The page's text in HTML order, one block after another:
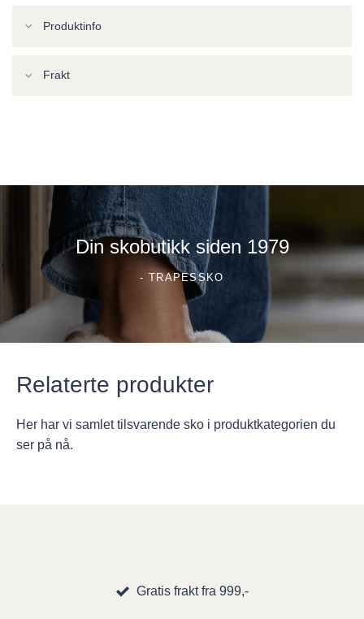
Produktinfo
Frakt
Din skobutikk siden 1979
- TRAPESSKO
Relaterte produkter
Her har vi samlet tilsvarende sko i produktkategorien du
ser på nå.
Gratis frakt fra 999,-